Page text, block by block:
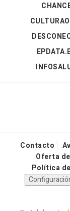
Contacto
Oferta
Política